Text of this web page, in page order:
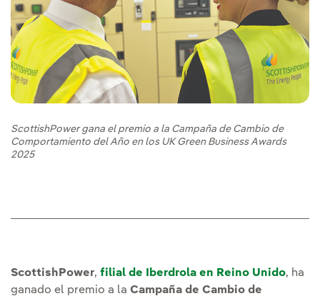
ScottishPower gana el premio a la Campaña de Cambio de
Comportamiento del Año en los UK Green Business Awards
2025
ScottishPower, filial de Iberdrola en Reino Unido, ha
ganado el premio a la Campaña de Cambio de